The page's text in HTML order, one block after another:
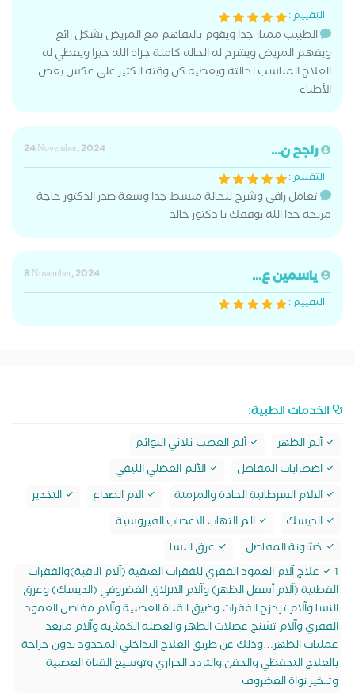
التقييم :
الطبيب ممتاز جدا ويقوم بالتفاهم مع المريض بشكل رائع
ويفهم المريض ويشرح له الحاله كاملة جزاه الله خيرا ويعطي له
العلاج المناسب لحالته ويعطيه كن وقته الكثير على عكس بعض
الأطباء
راجح ن...
24 November, 2024
التقييم :
تعامل راقي وشرح للحالة مبسط جدا وسعة صدر الدكتور حاجة
مريحة جدا الله يوفقك يا دكتور خالد
ياسمين ع...
8 November, 2024
التقييم :
الخدمات الطبية:
ألم الظهر
ألم العصب ثلاثي التوائم
اضطرابات المفاصل
الألم العضلي الليفي
الالام السرطانية الحادة والمزمنة
الام الصداع
التخدير
الديسك
الم التهاب الاعصاب الفيروسية
خشونة المفاصل
عرق النسا
1 علاج آلام العمود الفقري للفقرات العنقية (آلام الرقبة)والفقرات
القطنية (آلام أسفل الظهر) وآلام الانزلاق الغضروفي (الديسك) وعرق
النسا وآلام تزحزح الفقرات وضيق القناة العصبية وآلام مفاصل العمود
الفقري وآلام تشنج عضلات الظهر والعضلة الكمثرية وآلام مابعد
عمليات الظهر…وذلك عن طريق العلاج التداخلي المحدود بدون جراحة
بالعلاج التحفظي والحقن والتردد الحراري وتوسيع القناة العصبية
وتبخير نواة الغضروف